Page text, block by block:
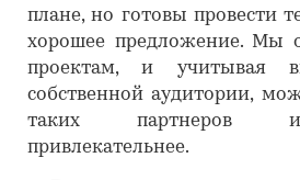
плане, но готовы провести
хорошее предложение. Мы
проектам, и учитывая
собственной аудитории,
таких партнеров
привлекательнее.